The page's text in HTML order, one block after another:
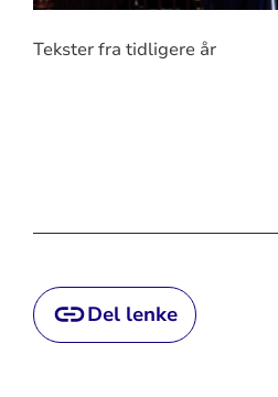
Tekster fra tidligere år
Del lenke